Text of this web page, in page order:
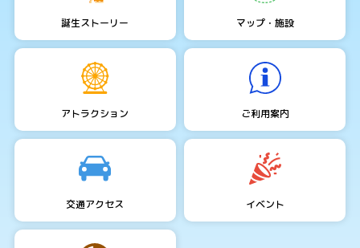
誕生ストーリー マップ・施設
アトラクション ご利用案内
交通アクセス イベント